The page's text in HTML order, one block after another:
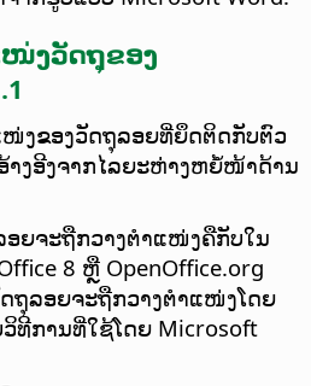
ງວັດຖຸຂອງ
ງຂອງວັດຖຸລອຍທີ່ຍຶດຕິດກັບຕົວ
ງອີງຈາກໄລຍະຫ່າງຫຍໍ້ໜ້າດ້ານ
ອຍຈະຖືກວາງຕຳແໜ່ງຄືກັບໃນ
8 ຫຼື OpenOffice.org
ຖຸລອຍຈະຖືກວາງຕຳແໜ່ງໂດຍ
ທີການທີ່ໃຊ້ໂດຍ Microsoft